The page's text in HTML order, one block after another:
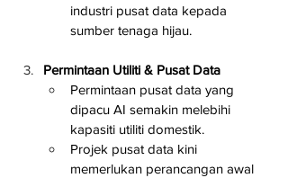
industri pusat data kepada
sumber tenaga hijau.
Permintaan Utiliti & Pusat Data
Permintaan pusat data yang
dipacu AI semakin melebihi
kapasiti utiliti domestik.
Projek pusat data kini
memerlukan perancangan awal